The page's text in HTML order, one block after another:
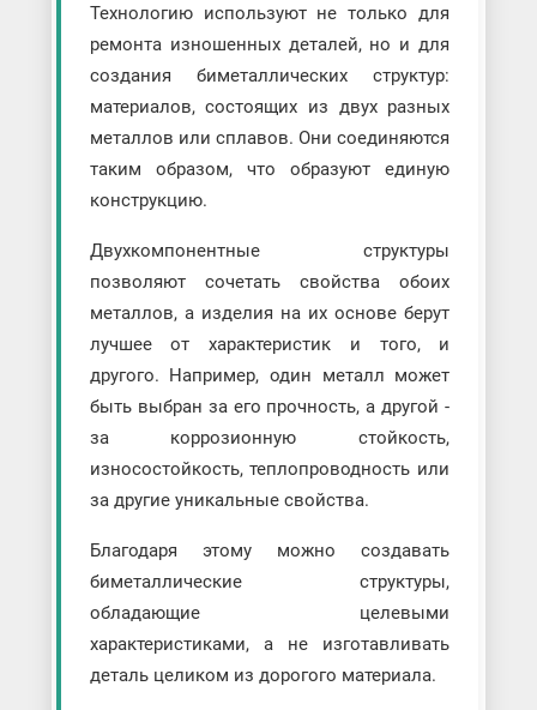
Технологию используют не только для
ремонта изношенных деталей, но и для
создания биметаллических структур:
материалов, состоящих из двух разных
металлов или сплавов. Они соединяются
таким образом, что образуют единую
конструкцию.
Двухкомпонентные структуры
позволяют сочетать свойства обоих
металлов, а изделия на их основе берут
лучшее от характеристик и того, и
другого. Например, один металл может
быть выбран за его прочность, а другой -
за коррозионную стойкость,
износостойкость, теплопроводность или
за другие уникальные свойства.
Благодаря этому можно создавать
биметаллические структуры,
обладающие целевыми
характеристиками, а не изготавливать
деталь целиком из дорогого материала.